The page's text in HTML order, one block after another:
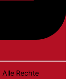
Rechte